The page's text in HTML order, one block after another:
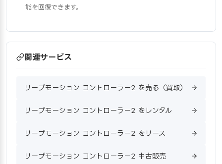
能を回復できます。
関連サービス
リープモーション コントローラー2 を売る（買取）
リープモーション コントローラー2 をレンタル
リープモーション コントローラー2 をリース
リープモーション コントローラー2 中古販売